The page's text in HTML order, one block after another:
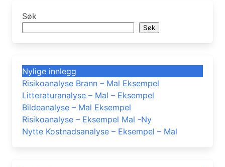
Søk
Søk
Nylige innlegg
Risikoanalyse Brann – Mal Eksempel
Litteraturanalyse – Mal – Eksempel
Bildeanalyse – Mal Eksempel
Risikoanalyse – Eksempel Mal -Ny
Nytte Kostnadsanalyse – Eksempel – Mal